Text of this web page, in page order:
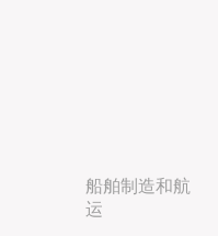
船舶制造和航
运